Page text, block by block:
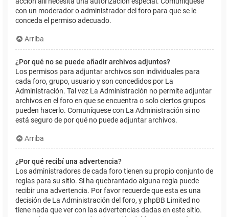
con un moderador o administrador del foro para que se le
conceda el permiso adecuado.
Arriba
¿Por qué no se puede añadir archivos adjuntos?
Los permisos para adjuntar archivos son individuales para
cada foro, grupo, usuario y son concedidos por La
Administración. Tal vez La Administración no permite adjuntar
archivos en el foro en que se encuentra o solo ciertos grupos
pueden hacerlo. Comuníquese con La Administración si no
está seguro de por qué no puede adjuntar archivos.
Arriba
¿Por qué recibí una advertencia?
Los administradores de cada foro tienen su propio conjunto de
reglas para su sitio. Si ha quebrantado alguna regla puede
recibir una advertencia. Por favor recuerde que esta es una
decisión de La Administración del foro, y phpBB Limited no
tiene nada que ver con las advertencias dadas en este sitio.